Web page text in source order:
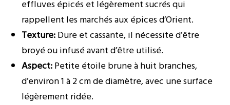
effluves épicés et légèrement sucrés qui
rappellent les marchés aux épices d’Orient.
Texture:Dure et cassante, il nécessite d’être
broyé ou infusé avant d’être utilisé.
Aspect:Petite étoile brune à huit branches,
d’environ 1 à 2 cm de diamètre, avec une surface
légèrement ridée.